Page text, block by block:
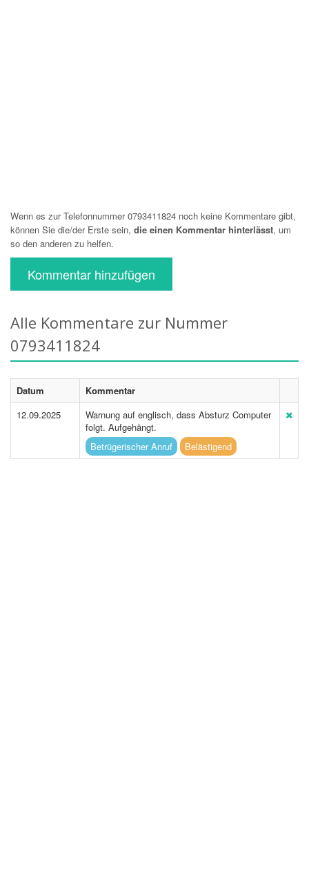
Wenn es zur Telefonnummer 0793411824 noch keine Kommentare gibt,
können Sie die/der Erste sein, die einen Kommentar hinterlässt, um
so den anderen zu helfen.
Kommentar hinzufügen
Alle Kommentare zur Nummer
0793411824
Datum
Kommentar
12.09.2025
Warnung auf englisch, dass Absturz Computer
folgt. Aufgehängt.
Betrügerischer Anruf
Belästigend